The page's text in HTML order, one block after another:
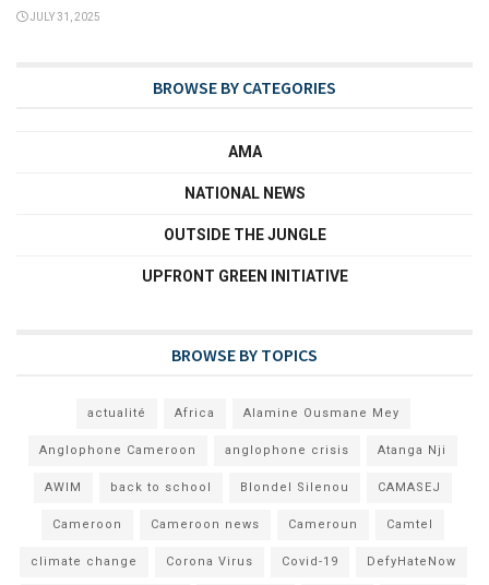
JULY 31, 2025
BROWSE BY CATEGORIES
AMA
NATIONAL NEWS
OUTSIDE THE JUNGLE
UPFRONT GREEN INITIATIVE
BROWSE BY TOPICS
actualité Africa Alamine Ousmane Mey
Anglophone Cameroon anglophone crisis Atanga Nji
AWIM back to school Blondel Silenou CAMASEJ
Cameroon Cameroon news Cameroun Camtel
climate change Corona Virus Covid-19 DefyHateNow